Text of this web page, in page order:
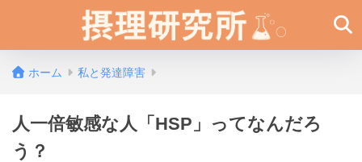
ホーム 私と発達障害
人一倍敏感な人「HSP」ってなんだろ
う？